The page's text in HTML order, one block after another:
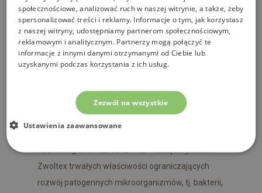
zdrowia.
Paulo 3 AB to kolekcja ekskluzywnych ręczników z
welurową bordiurą, wykonanych z
wysokogatunkowej bawełny egipskiej,
antybakteryjnej z wykorzystaniem pirytionianu
cynku ZnP i nano dwutlenku tytanu TiO2.
Zwoltex trwałych właściwości ograniczających
rozwój patogennych mikroorganizmów, tj. bakterii,
społecznościowe, analizować ruch w naszej witrynie, a także, żeby
spersonalizować treści i reklamy. Informacje o tym, jak korzystasz
z naszej witryny, udostępniamy partnerom społecznościowym,
reklamowym i analitycznym. Partnerzy mogą połączyć te
informacje z innymi danymi otrzymanymi od Ciebie lub
uzyskanymi podczas korzystania z ich usług.
Zezwól na wszystkie
Ustawienia zaawansowane